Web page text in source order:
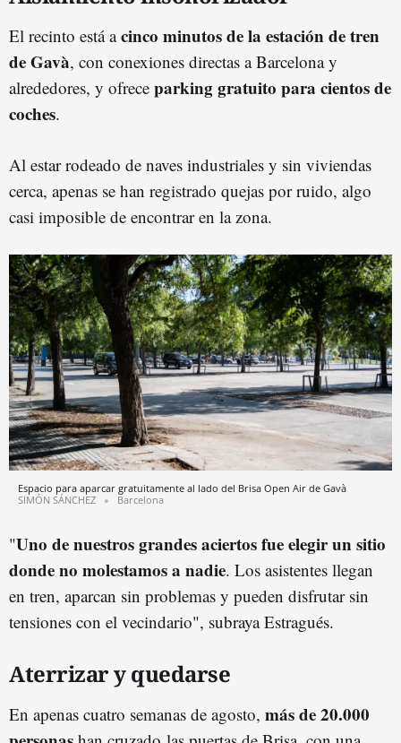
El recinto está acinco minutos de la estación de tren
de Gavà, con conexiones directas a Barcelona y
alrededores, y ofrece parking gratuito para cientos de
coches.
Al estar rodeado de naves industriales y sin viviendas
cerca, apenas se han registrado quejas por ruido, algo
casi imposible de encontrar en la zona.
Espacio para aparcar gratuitamente al lado del Brisa Open Air de Gavà
SIMÓN SÁNCHEZ
Barcelona
"Uno de nuestros grandes aciertos fue elegir un sitio
donde no molestamos a nadie. Los asistentes llegan
en tren, aparcan sin problemas y pueden disfrutar sin
tensiones con el vecindario", subraya Estragués.
Aterrizar y quedarse
En apenas cuatro semanas de agosto, más de 20.000